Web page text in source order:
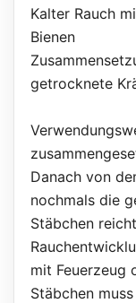
Kalter Rauch
Bienen
getrocknete
Danach von
nochmals die
Stäbchen
mit Feuerzeug
Stäbchen